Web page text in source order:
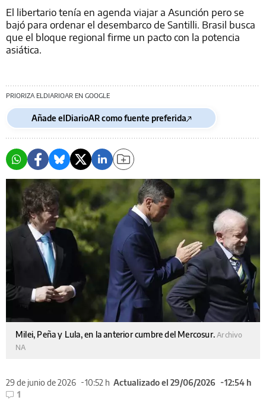
El libertario tenía en agenda viajar a Asunción pero se
bajó para ordenar el desembarco de Santilli. Brasil busca
que el bloque regional firme un pacto con la potencia
asiática.
PRIORIZA ELDIARIOAR EN GOOGLE
Añade elDiarioAR como fuente preferida
Milei, Peña y Lula, en la anterior cumbre del Mercosur.Archivo
NA
29 de junio de 2026 10:52 h Actualizado el 29/06/2026
12:54 h
1